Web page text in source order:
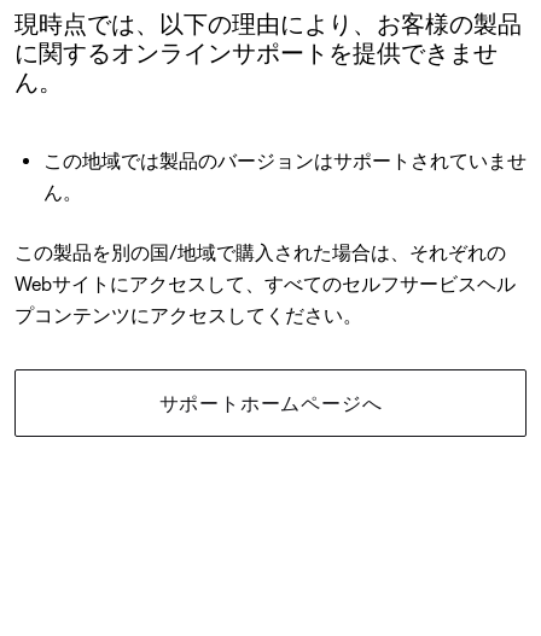
現時点では、以下の理由により、お客様の製品
に関するオンラインサポートを提供できませ
ん。
この地域では製品のバージョンはサポートされていませ
ん。
この製品を別の国/地域で購入された場合は、それぞれの
Webサイトにアクセスして、すべてのセルフサービスヘル
プコンテンツにアクセスしてください。
サポートホームページへ